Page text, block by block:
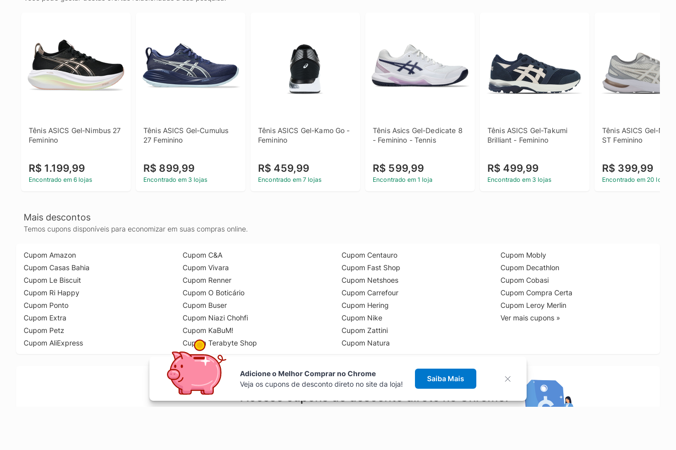
Tênis ASICS Gel-Nimbus 27
Feminino
R$ 1.199,99
Encontrado em 6 lojas
Tênis ASICS Gel-Cumulus
27 Feminino
R$ 899,99
Encontrado em 3 lojas
Tênis ASICS Gel-Kamo Go -
Feminino
R$ 459,99
Encontrado em 7 lojas
Tênis Asics Gel-Dedicate 8
- Feminino - Tennis
R$ 599,99
Encontrado em 1 loja
Tênis ASICS Gel-Takumi
Brilliant - Feminino
R$ 499,99
Encontrado em 3 lojas
Tênis ASICS Gel-
ST Feminino
R$ 399,99
Encontrado em 20 lojas
Mais descontos
Temos cupons disponíveis para economizar em suas compras online.
Cupom Amazon
Cupom Casas Bahia
Cupom Le Biscuit
Cupom Ri Happy
Cupom Ponto
Cupom Extra
Cupom Petz
Cupom AliExpress
Cupom C&A
Cupom Vivara
Cupom Renner
Cupom O Boticário
Cupom Buser
Cupom Niazi Chohfi
Cupom KaBuM!
Cupom Terabyte Shop
Cupom Centauro
Cupom Fast Shop
Cupom Netshoes
Cupom Carrefour
Cupom Hering
Cupom Nike
Cupom Zattini
Cupom Natura
Cupom Mobly
Cupom Decathlon
Cupom Cobasi
Cupom Compra Certa
Cupom Leroy Merlin
Ver mais cupons »
Acesse cupons de desconto direto no Chrome!
Adicione o Melhor Comprar no Chrome
Veja os cupons de desconto direto no site da loja!
Saiba Mais